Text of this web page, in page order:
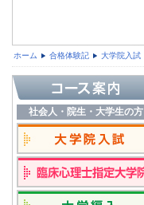
ホーム 合格体験記 大学院入試
社会人・院生・大学生の方